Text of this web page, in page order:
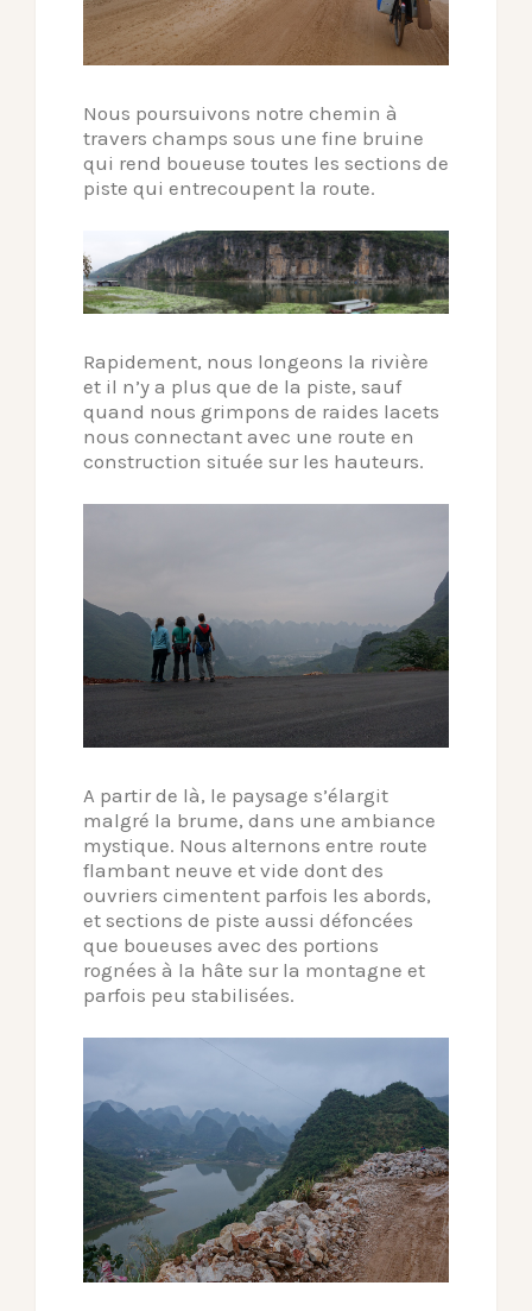
Nous poursuivons notre chemin à
travers champs sous une fine bruine
qui rend boueuse toutes les sections de
piste qui entrecoupent la route.
Rapidement, nous longeons la rivière
et il n’y a plus que de la piste, sauf
quand nous grimpons de raides lacets
nous connectant avec une route en
construction située sur les hauteurs.
A partir de là, le paysage s’élargit
malgré la brume, dans une ambiance
mystique. Nous alternons entre route
flambant neuve et vide dont des
ouvriers cimentent parfois les abords,
et sections de piste aussi défoncées
que boueuses avec des portions
rognées à la hâte sur la montagne et
parfois peu stabilisées.